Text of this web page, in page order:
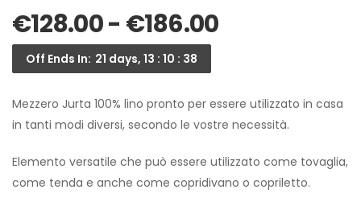
€128.00- €186.00
Off Ends In: 21 days, 13 : 10 : 37
Mezzero Jurta 100% lino pronto per essere utilizzato in casa
in tanti modi diversi, secondo le vostre necessità.
Elemento versatile che può essere utilizzato come tovaglia,
come tenda e anche come copridivano o copriletto.